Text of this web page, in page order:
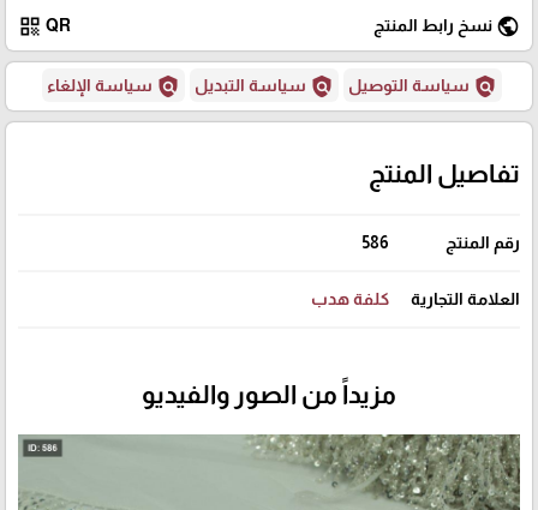
public نسخ رابط المنتج QR
qr_code
policy سياسة التوصيل policy سياسة التبديل policy سياسة الإلغاء
تفاصيل المنتج
رقم المنتج 586
العلامة التجارية كلفة هدب
مزيداً من الصور والفيديو